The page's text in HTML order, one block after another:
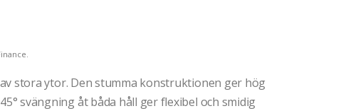
stora ytor. Den stumma konstruktionen ger hög
svängning åt båda håll ger flexibel och smidig